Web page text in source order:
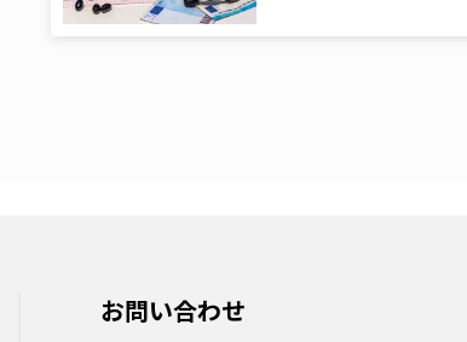
お問い合わせ